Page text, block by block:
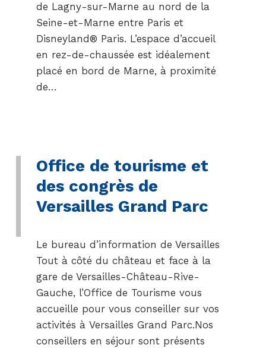
de Lagny-sur-Marne au nord de la
Seine-et-Marne entre Paris et
Disneyland® Paris. L’espace d’accueil
en rez-de-chaussée est idéalement
placé en bord de Marne, à proximité
de…
Office de tourisme et
des congrès de
Versailles Grand Parc
Le bureau d’information de Versailles
Tout à côté du château et face à la
gare de Versailles-Château-Rive-
Gauche, l’Office de Tourisme vous
accueille pour vous conseiller sur vos
activités à Versailles Grand Parc.Nos
conseillers en séjour sont présents